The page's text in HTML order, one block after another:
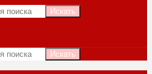
Искать
Искать